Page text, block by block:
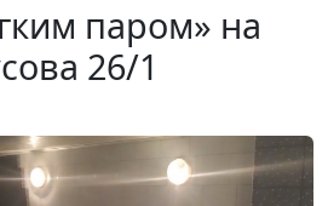
паром» на
26/1